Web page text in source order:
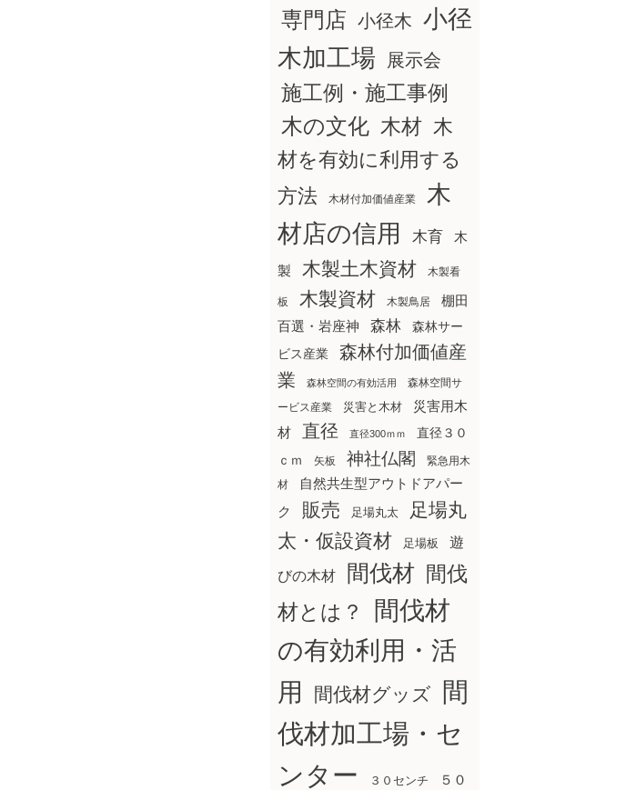
専門店 小径木 小径
木加工場
展示会
施工例・施工事例
木の文化 木材 木
材を有効に利用する
方法
木材付加価値産業
木
材店の信用
木育 木
製 木製土木資材 木製看
板 木製資材 木製鳥居
棚田
百選・岩座神
森林
森林サー
ビス産業
森林付加価値産
業
森林空間の有効活用
森林空間サ
ービス産業
災害と木材
災害用木
材
直径 直径300ｍｍ
直径３０
ｃｍ
矢板 神社仏閣
緊急用木
材
自然共生型アウトドアパー
ク
販売 足場丸太
足場丸
太・仮設資材
足場板 遊
びの木材 間伐材 間伐
材とは？
間伐材
の有効利用・活
用
間伐材グッズ
間
伐材加工場・セ
ンター
３０センチ ５０